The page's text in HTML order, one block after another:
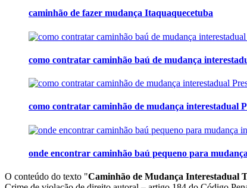
caminhão de fazer mudança Itaquaquecetuba
como contratar caminhão baú de mudança
como contratar caminhão de mudança interestadual
onde encontrar caminhão baú pequeno para
O conteúdo do texto "Caminhão de Mudança Interestadual